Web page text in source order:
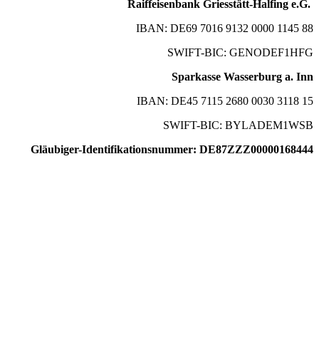
Raiffeisenbank Griesstätt-Halfing e.G.
IBAN: DE69 7016 9132 0000 1145 88
SWIFT-BIC: GENODEF1HFG
Sparkasse Wasserburg a. Inn
IBAN: DE45 7115 2680 0030 3118 15
SWIFT-BIC: BYLADEM1WSB
Gläubiger-Identifikationsnummer: DE87ZZZ00000168444